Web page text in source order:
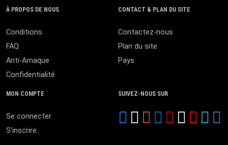
À PROPOS DE NOUS
Conditions
FAQ
Anti-Arnaque
Confidentialité
CONTACT & PLAN DU SITE
Contactez-nous
Plan du site
Pays
MON COMPTE
Se connecter
S'inscrire
SUIVEZ-NOUS SUR